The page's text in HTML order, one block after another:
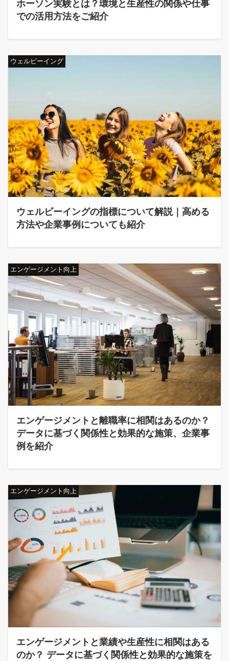
ホーソン実験とは？環境と生産性の関係や仕事
での活用方法をご紹介
ウェルビーイング
ウェルビーイングの指標について解説｜高める
方法や企業事例についても紹介
エンゲージメント向上
エンゲージメントと離職率に相関はあるのか？
データに基づく関係性と効果的な施策、企業事
例を紹介
エンゲージメント向上
エンゲージメントと業績や生産性に相関はある
のか？ データに基づく関係性と効果的な施策を